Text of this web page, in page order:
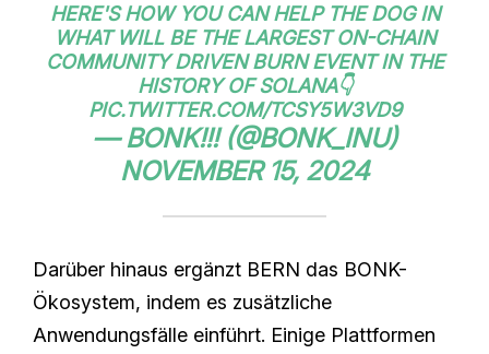
HERE'S HOW YOU CAN HELP THE DOG IN
WHAT WILL BE THE LARGEST ON-CHAIN
COMMUNITY DRIVEN BURN EVENT IN THE
HISTORY OF SOLANA👇
PIC.TWITTER.COM/TCSY5W3VD9
— BONK!!! (@BONK_INU)
NOVEMBER 15, 2024
Darüber hinaus ergänzt BERN das BONK-
Ökosystem, indem es zusätzliche
Anwendungsfälle einführt. Einige Plattformen